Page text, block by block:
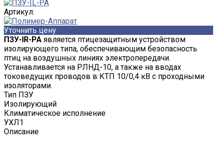
Артикул:
Уточнить цену
ПЗУ-IR-PA является птицезащитным устройством
изолирующего типа, обеспечивающим безопасность
птиц на воздушных линиях электропередачи.
Устанавливается на РЛНД-10, а также на вводах
токоведущих проводов в КТП 10/0,4 кВ с проходными
изоляторами.
Тип ПЗУ
Изолирующий
Климатическое исполнение
УХЛ1
Описание